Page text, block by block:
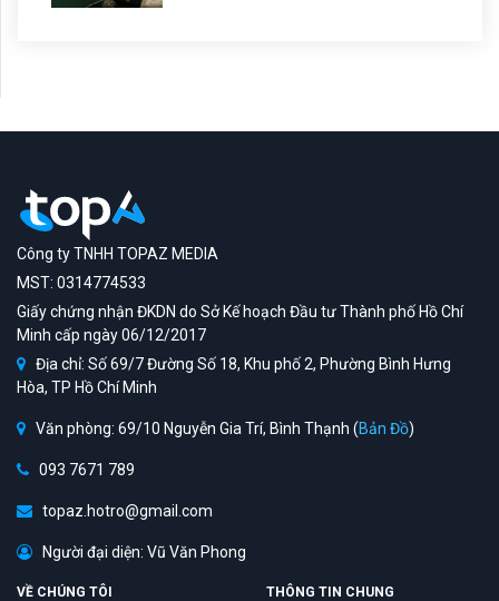
Công ty TNHH TOPAZ MEDIA
MST: 0314774533
Giấy chứng nhận ĐKDN do Sở Kế hoạch Đầu tư Thành phố Hồ Chí
Minh cấp ngày 06/12/2017
Địa chỉ: Số 69/7 Đường Số 18, Khu phố 2, Phường Bình Hưng
Hòa, TP Hồ Chí Minh
Văn phòng: 69/10 Nguyễn Gia Trí, Bình Thạnh (Bản Đồ)
093 7671 789
topaz.hotro@gmail.com
Người đại diện: Vũ Văn Phong
VỀ CHÚNG TÔI THÔNG TIN CHUNG